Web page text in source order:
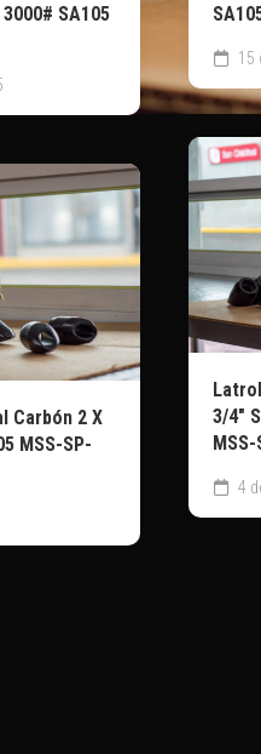
SA105
15
3/4″
4
Carbón 2 X
MSS-SP-